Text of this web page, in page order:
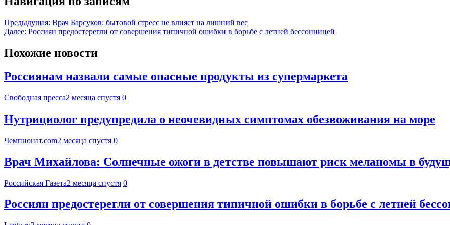
Предыдущая: Врач Барсуков: бытовой стресс не влияет на лишний вес
Далее: Россиян предостерегли от совершения типичной ошибки в борьбе с летней бессонницей
Похожие новости
Россиянам назвали самые опасные продукты из супермаркета
Свободная пресса2 месяца спустя 0
Нутрициолог предупредила о неочевидных симптомах обезвоживания на море
Чемпионат.com2 месяца спустя 0
Врач Михайлова: Солнечные ожоги в детстве повышают риск меланомы в
Российская Газета2 месяца спустя 0
Россиян предостерегли от совершения типичной ошибки в борьбе с летней